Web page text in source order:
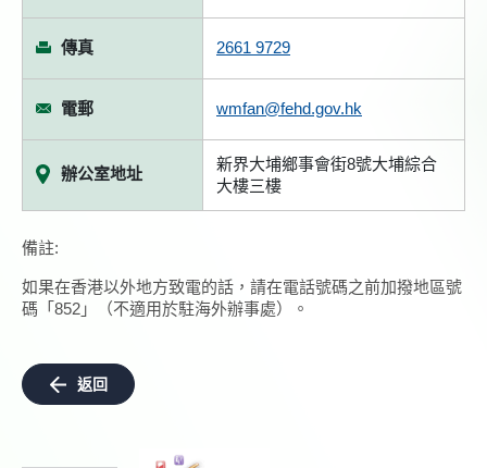
傳真 2661 9729
電郵 wmfan@fehd.gov.hk
辦公室地址
新界大埔鄉事會街8號大埔綜合
大樓三樓
備註:
如果在香港以外地方致電的話，請在電話號碼之前加撥地區號
碼「852」（不適用於駐海外辦事處）。
返回